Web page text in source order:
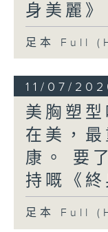
身美麗》
足本 Full
11/07/
美胸塑
在美，
康。 要
持嘅《終
足本 Full